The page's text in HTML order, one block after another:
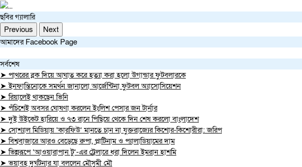
ছবির গ্যালারি
Previous
Next
আমাদের Facebook Page
সর্বশেষ
➤ পাথরের ব্লক দিয়ে আঘাত করে হত্যা করা হলো উগান্ডার ফুটবলারকে
➤ ইনফান্তিনোকে সমর্থন জানালো আর্জেন্টিনা ফুটবল অ্যাসোসিয়েশন
➤ রিয়ালেই থাকছেন ভিনি
➤ পঁচিশেই অবসর ঘোষণা করলেন ইংলিশ পেসার জন টার্নার
➤ দুই উইকেট হারিয়ে ও ৭৩ রানে পিছিয়ে থেকে দিন শেষ করলো বাংলাদেশ
➤ সোশ্যাল মিডিয়ায় ‘কারফিউ’ মানতে চান না যুক্তরাজ্যের কিশোর-কিশোরীরা: জরিপ
➤ বিশ্ববাজারে আরও বেড়েছে রুপা, প্লাটিনাম ও প্যালাডিয়ামের দাম
➤ ভিন্নরূপে ‘আওয়ারাপান টু’-এর ট্রেলারে ধরা দিলেন ইমরান হাশমি
➤ ভয়াবহ দুর্ঘটনার যা বললেন মৌসুমী মৌ